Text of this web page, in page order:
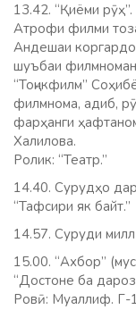
13.42. “Қиёми
Атрофи филми
Андешаи
шуъбаи
“Тоҷикфилм”
филмнома, адиб,
фарҳанги
Халилова.
Ролик: “Театр.”
14.40. Сурудҳо
“Тафсири як байт.”
14.57. Суруди
15.00. “Ахбор”
“Достоне ба
Ровӣ: Муаллиф. Г-